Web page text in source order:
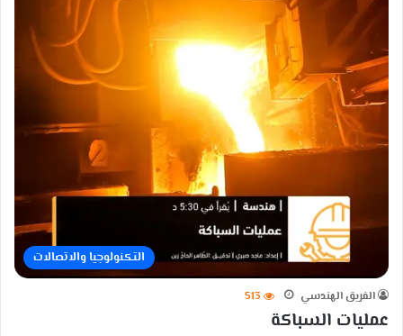
التكنولوجيا والاتصالات
الفريق الهندسي 513
عمليات السباكة